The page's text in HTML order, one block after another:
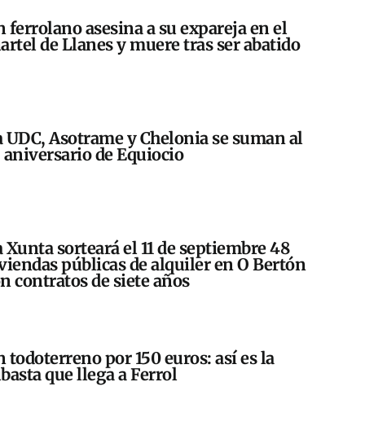
ferrolano asesina a su expareja en el
de Llanes y muere tras ser abatido
UDC, Asotrame y Chelonia se suman al
aniversario de Equiocio
Xunta sorteará el 11 de septiembre 48
públicas de alquiler en O Bertón
contratos de siete años
todoterreno por 150 euros: así es la
que llega a Ferrol